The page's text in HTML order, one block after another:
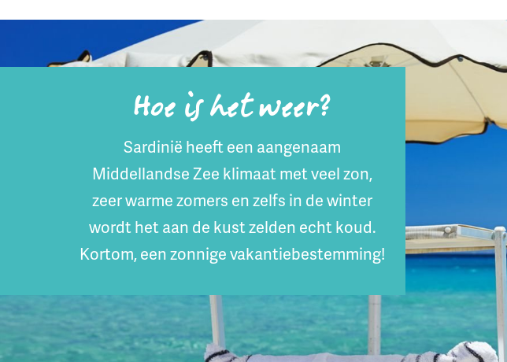
Hoe is het weer?
Sardinië heeft een aangenaam
Middellandse Zee klimaat met veel zon,
zeer warme zomers en zelfs in de winter
wordt het aan de kust zelden echt koud.
Kortom, een zonnige vakantiebestemming!